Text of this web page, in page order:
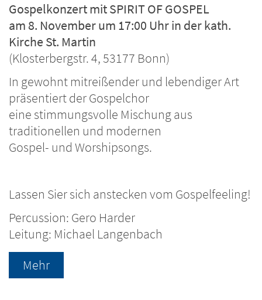
Gospelkonzert mit SPIRIT OF GOSPEL
am 8. November um 17:00 Uhr in der kath.
Kirche St. Martin
(Klosterbergstr. 4, 53177 Bonn)
In gewohnt mitreißender und lebendiger Art
präsentiert der Gospelchor
eine stimmungsvolle Mischung aus
traditionellen und modernen
Gospel- und Worshipsongs.
Lassen Sier sich anstecken vom Gospelfeeling!
Percussion: Gero Harder
Leitung: Michael Langenbach
Mehr